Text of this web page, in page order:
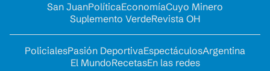
San JuanPolíticaEconomíaCuyo Minero
Suplemento VerdeRevista OH
PolicialesPasión DeportivaEspectáculosArgentina
El MundoRecetasEn las redes